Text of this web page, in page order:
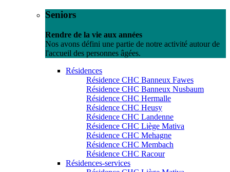
Seniors
Rendre de la vie aux années
Nos avons défini une partie de notre activité autour de
l'accueil des personnes âgées.
Résidences
Résidence CHC Banneux Fawes
Résidence CHC Banneux Nusbaum
Résidence CHC Hermalle
Résidence CHC Heusy
Résidence CHC Landenne
Résidence CHC Liège Mativa
Résidence CHC Mehagne
Résidence CHC Membach
Résidence CHC Racour
Résidences-services